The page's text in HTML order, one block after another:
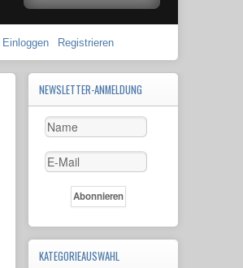
Einloggen Registrieren
NEWSLETTER-ANMELDUNG
KATEGORIEAUSWAHL